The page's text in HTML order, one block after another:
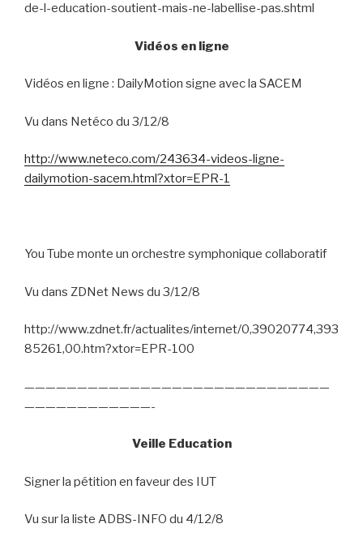
de-l-education-soutient-mais-ne-labellise-pas.shtml
Vidéos en ligne
Vidéos en ligne : DailyMotion signe avec la SACEM
Vu dans Netéco du 3/12/8
http://www.neteco.com/243634-videos-ligne-
dailymotion-sacem.html?xtor=EPR-1
You Tube monte un orchestre symphonique collaboratif
Vu dans ZDNet News du 3/12/8
http://www.zdnet.fr/actualites/internet/0,39020774,393
85261,00.htm?xtor=EPR-100
—————————————————————————————
————————————-
Veille Education
Signer la pétition en faveur des IUT
Vu sur la liste ADBS-INFO du 4/12/8